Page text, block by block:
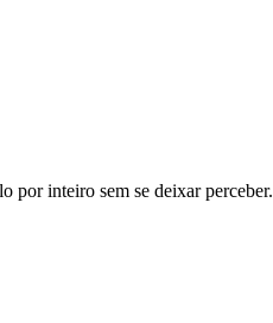
por inteiro sem se deixar perceber.